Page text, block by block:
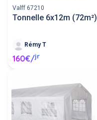
Valff 67210
Tonnelle 6x12m (72m²)
Rémy T
160€/jr